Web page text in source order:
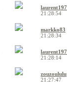
21:28:54
markko83
21:28:34
21:28:14
zouzoululu
21:27:47